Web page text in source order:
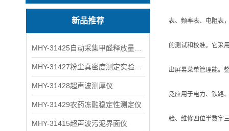
新品推荐
MHY-31428超声波测厚仪
MHY-31429农药冻融稳定性测定仪
MHY-31415超声波污泥界面仪
表、频率表、电阻表
的测试和校准。它采
出屏幕菜单管理能。
泛应用于电力、铁路
验、维修四位半数字